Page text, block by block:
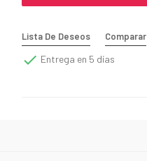
Lista De Deseos Comparar
 Entrega en 5 días